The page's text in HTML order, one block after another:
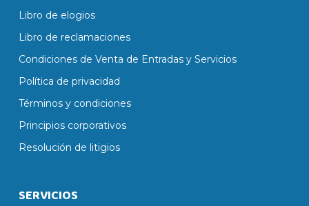
Libro de elogios
Libro de reclamaciones
Condiciones de Venta de Entradas y Servicios
Política de privacidad
Términos y condiciones
Principios corporativos
Resolución de litigios
SERVICIOS